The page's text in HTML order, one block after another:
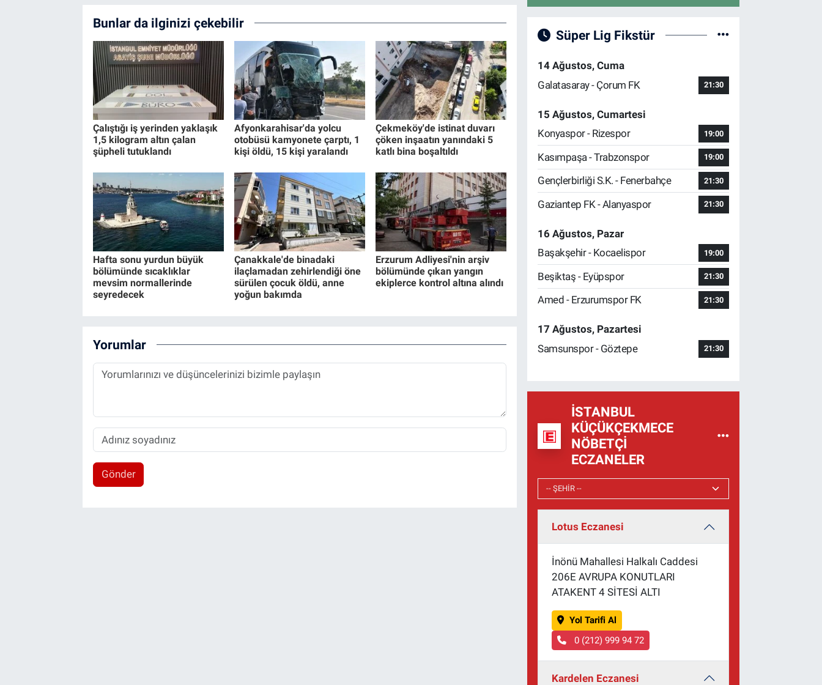
Bunlar da ilginizi çekebilir
Çalıştığı iş yerinden yaklaşık
1,5 kilogram altın çalan
şüpheli tutuklandı
Afyonkarahisar'da yolcu
otobüsü kamyonete çarptı, 1
kişi öldü, 15 kişi yaralandı
Çekmeköy'de istinat duvarı
çöken inşaatın yanındaki 5
katlı bina boşaltıldı
Hafta sonu yurdun büyük
bölümünde sıcaklıklar
mevsim normallerinde
seyredecek
Çanakkale'de binadaki
ilaçlamadan zehirlendiği öne
sürülen çocuk öldü, anne
yoğun bakımda
Erzurum Adliyesi'nin arşiv
bölümünde çıkan yangın
ekiplerce kontrol altına alındı
Yorumlar
Gönder
Süper Lig Fikstür
14 Ağustos, Cuma
Galatasaray - Çorum FK
21:30
15 Ağustos, Cumartesi
Konyaspor - Rizespor
19:00
Kasımpaşa - Trabzonspor 19:00
Gençlerbirliği S.K. - Fenerbahçe 21:30
Gaziantep FK - Alanyaspor 21:30
16 Ağustos, Pazar
Başakşehir - Kocaelispor
19:00
Beşiktaş - Eyüpspor 21:30
Amed - Erzurumspor FK 21:30
17 Ağustos, Pazartesi
Samsunspor - Göztepe
21:30
İSTANBUL
KÜÇÜKÇEKMECE
NÖBETÇI
ECZANELER
Lotus Eczanesi
İnönü Mahallesi Halkalı Caddesi
206E AVRUPA KONUTLARI
ATAKENT 4 SİTESİ ALTI
Yol Tarifi Al
0 (212) 999 94 72
Kardelen Eczanesi